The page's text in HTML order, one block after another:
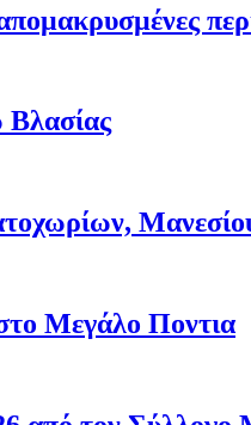
Μεγάλο Ποντια